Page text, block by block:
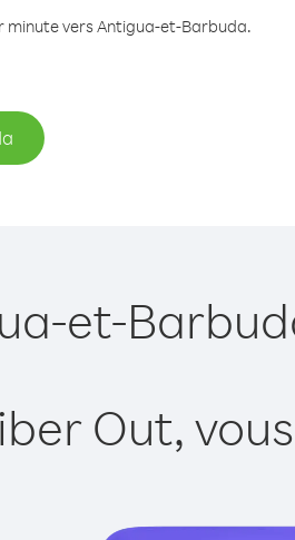
minute vers Antigua-et-Barbuda.
et-
Out,